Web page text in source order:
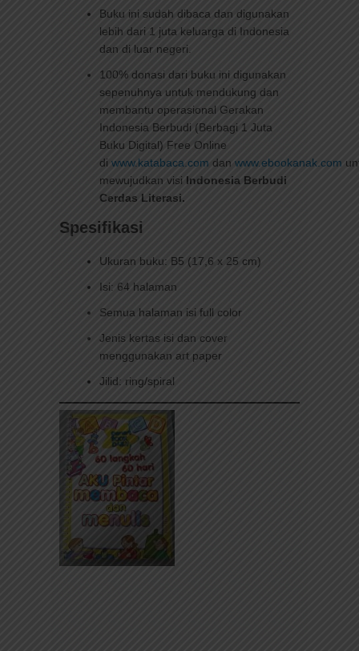
Buku ini sudah dibaca dan digunakan
lebih dari 1 juta keluarga di Indonesia
dan di luar negeri.
100% donasi dari buku ini digunakan
sepenuhnya untuk mendukung dan
membantu operasional Gerakan
Indonesia Berbudi (Berbagi 1 Juta
Buku Digital) Free Online
di www.katabaca.com dan www.ebookanak.com
mewujudkan visi Indonesia Berbudi
Cerdas Literasi.
Spesifikasi
Ukuran buku: B5 (17,6 x 25 cm)
Isi: 64 halaman
Semua halaman isi full color
Jenis kertas isi dan cover
menggunakan art paper
Jilid: ring/spiral